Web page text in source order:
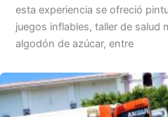
esta experiencia se ofreció
juegos inflables, taller de salud
algodón de azúcar, entre